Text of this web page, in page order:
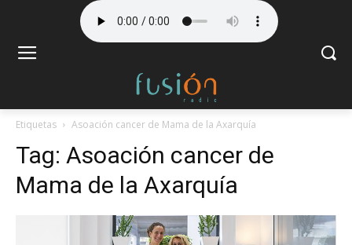
Etiquetas Asoación cancer de Mama de la Axarquía
Tag: Asoación cancer de
Mama de la Axarquía